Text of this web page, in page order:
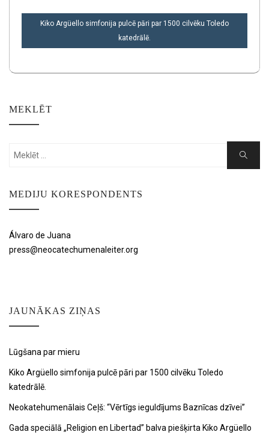
POSTKiko Argüello simfonija pulcē pāri par 1500 cilvēku Toledo
katedrālē.
MEKLĒT
Search
Search
MEDIJU KORESPONDENTS
Álvaro de Juana
press@neocatechumenaleiter.org
JAUNĀKAS ZIŅAS
Lūgšana par mieru
Kiko Argüello simfonija pulcē pāri par 1500 cilvēku Toledo
katedrālē.
Neokatehumenālais Ceļš: “Vērtīgs ieguldījums Baznīcas dzīvei”
Gada speciālā „Religion en Libertad” balva piešķirta Kiko Argüello